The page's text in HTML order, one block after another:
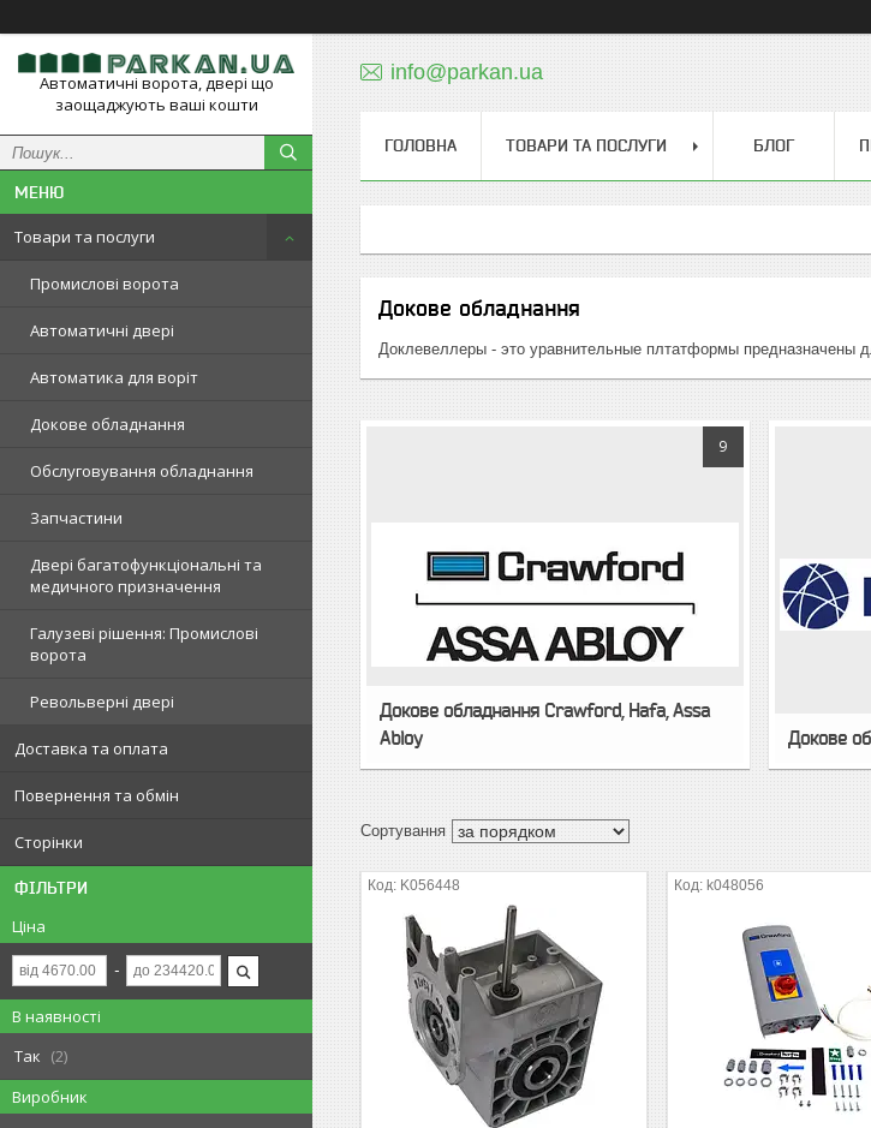
Автоматичні ворота, двері що
заощаджують ваші кошти
Товари та послуги
Промислові ворота
Автоматичні двері
Автоматика для воріт
Докове обладнання
Обслуговування обладнання
Запчастини
Двері багатофункціональні та
медичного призначення
Галузеві рішення: Промислові
ворота
Револьверні двері
Доставка та оплата
Повернення та обмін
Сторінки
ФІЛЬТРИ
Ціна
В наявності
Так
2
Виробник
info@parkan.ua
ГОЛОВНА ТОВАРИ ТА ПОСЛУГИ БЛОГ
Докове обладнання
Доклевеллеры - это уравнительные плтатформы
9
Докове обладнання Crawford, Hafa, Assa
Abloy
Докове
K056448 k048056